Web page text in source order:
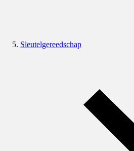
Sleutelgereedschap